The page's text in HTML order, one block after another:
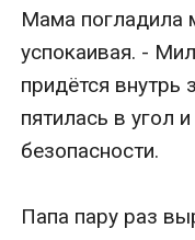
Мама погладила
успокаивая. -
придётся внутрь
пятилась в угол
безопасности.
Папа пару раз